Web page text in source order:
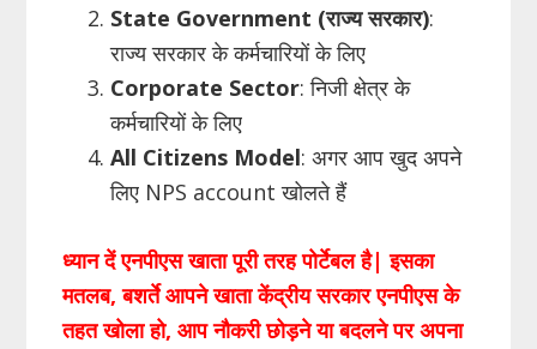
State Government (राज्य सरकार):
राज्य सरकार के कर्मचारियों के लिए
Corporate Sector: निजी क्षेत्र के
कर्मचारियों के लिए
All Citizens Model: अगर आप खुद अपने
लिए NPS account खोलते हैं
ध्यान दें एनपीएस खाता पूरी तरह पोर्टेबल है| इसका
मतलब, बशर्ते आपने खाता केंद्रीय सरकार एनपीएस के
तहत खोला हो, आप नौकरी छोड़ने या बदलने पर अपना